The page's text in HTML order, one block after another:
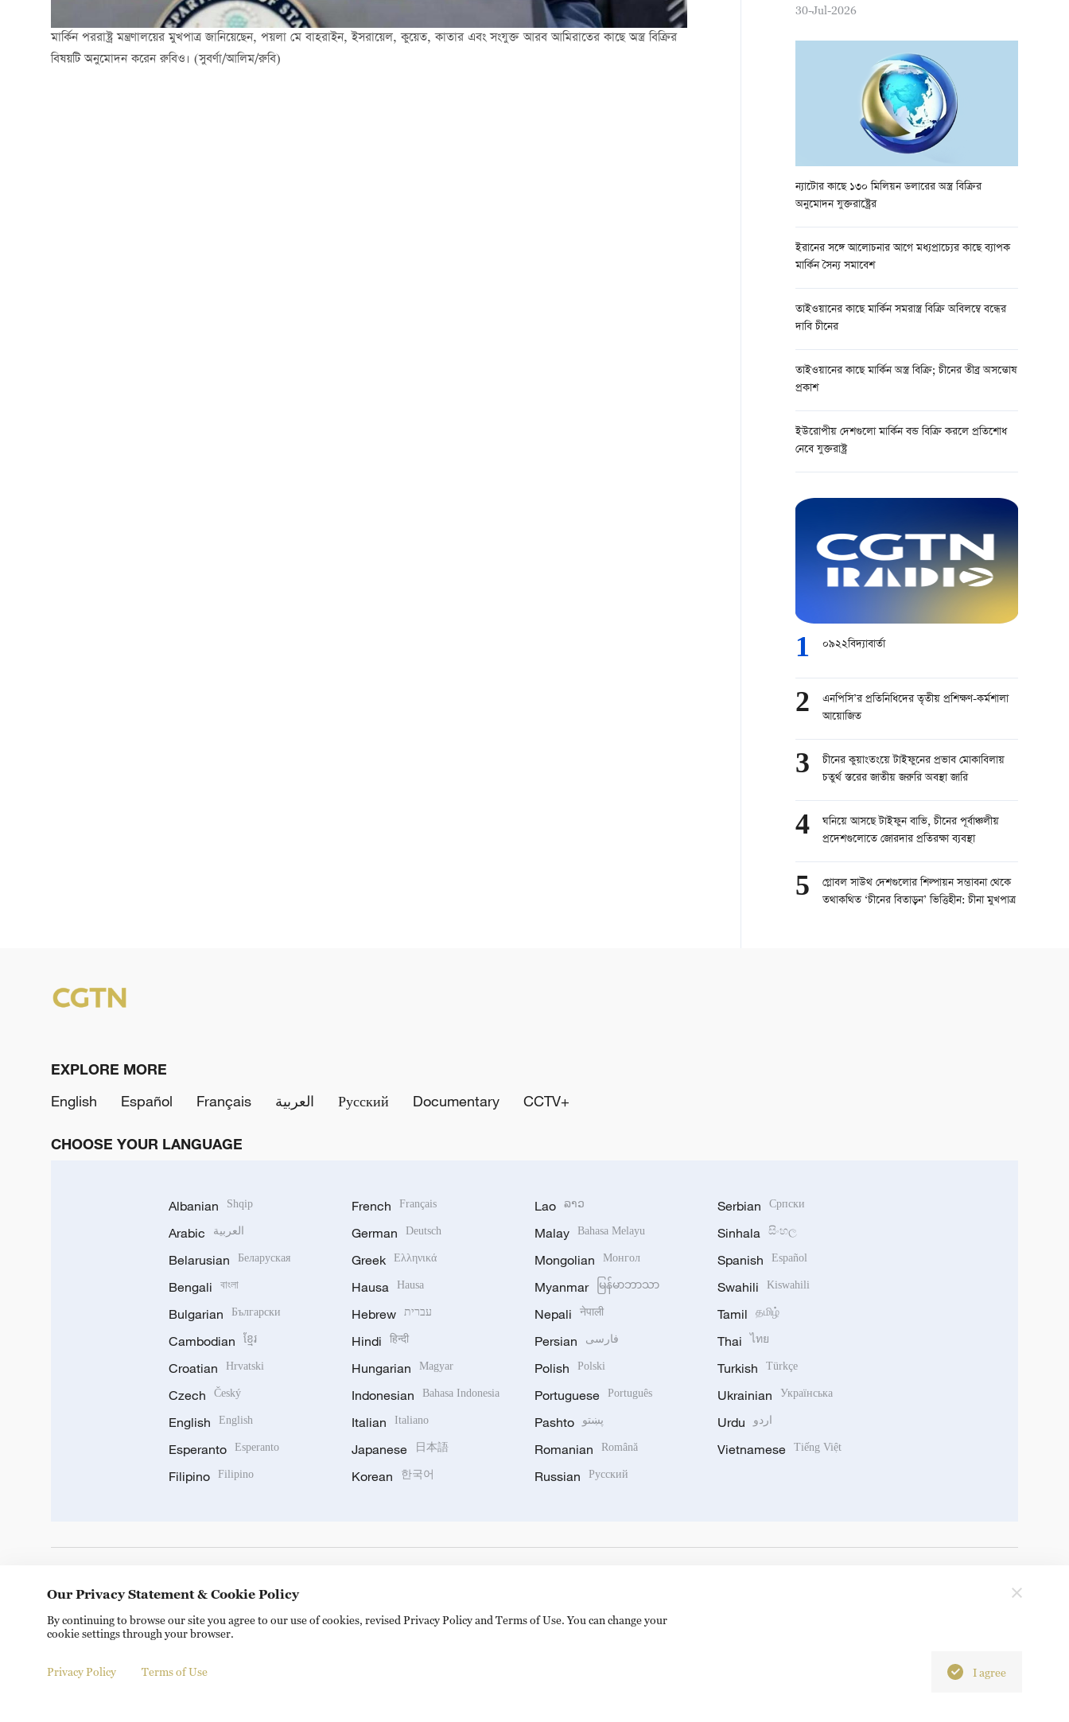
মার্কিন পররাষ্ট্র মন্ত্রণালয়ের মুখপাত্র জানিয়েছেন, পয়লা মে বাহরাইন, ইসরায়েল, কুয়েত, কাতার এবং সংযুক্ত আরব আমিরাতের কাছে অস্ত্র বিক্রির
বিষয়টি অনুমোদন করেন রুবিও। (সুবর্ণা/আলিম/রুবি)
30-Jul-2026
ন্যাটোর কাছে ১৩০ মিলিয়ন ডলারের অস্ত্র বিক্রির
অনুমোদন যুক্তরাষ্ট্রের
ইরানের সঙ্গে আলোচনার আগে মধ্যপ্রাচ্যের কাছে ব্যাপক
মার্কিন সৈন্য সমাবেশ
তাইওয়ানের কাছে মার্কিন সমরাস্ত্র বিক্রি অবিলম্বে বন্ধের
দাবি চীনের
তাইওয়ানের কাছে মার্কিন অস্ত্র বিক্রি; চীনের তীব্র অসন্তোষ
প্রকাশ
ইউরোপীয় দেশগুলো মার্কিন বন্ড বিক্রি করলে প্রতিশোধ
নেবে যুক্তরাষ্ট্র
1 ০৯২২বিদ্যাবার্তা
2
এনপিসি’র প্রতিনিধিদের তৃতীয় প্রশিক্ষণ-কর্মশালা
আয়োজিত
3
চীনের কুয়াংতংয়ে টাইফুনের প্রভাব মোকাবিলায়
চতুর্থ স্তরের জাতীয় জরুরি অবস্থা জারি
4
ঘনিয়ে আসছে টাইফুন বাভি, চীনের পূর্বাঞ্চলীয়
প্রদেশগুলোতে জোরদার প্রতিরক্ষা ব্যবস্থা
5
গ্লোবল সাউথ দেশগুলোর শিল্পায়ন সম্ভাবনা থেকে
তথাকথিত ‘চীনের বিতাড়ন’ ভিত্তিহীন: চীনা মুখপাত্র
EXPLORE MORE
English
Español Français العربية Русский Documentary CCTV+
CHOOSE YOUR LANGUAGE
Albanian Shqip
Arabic العربية
Belarusian Беларуская
Bengali বাংলা
Bulgarian Български
Cambodian ខ្មែរ
Croatian Hrvatski
Czech Český
English English
Esperanto Esperanto
Filipino Filipino
French Français
German Deutsch
Greek Ελληνικά
Hausa Hausa
Hebrew עברית
Hindi हिन्दी
Hungarian Magyar
Indonesian Bahasa Indonesia
Italian Italiano
Japanese 日本語
Korean 한국어
Lao ລາວ
Malay Bahasa Melayu
Mongolian Монгол
Myanmar မြန်မာဘာသာ
Nepali नेपाली
Persian فارسی
Polish Polski
Portuguese Português
Pashto پښتو
Romanian Română
Russian Русский
Serbian Српски
Sinhala සිංහල
Spanish Español
Swahili Kiswahili
Tamil தமிழ்
Thai ไทย
Turkish Türkçe
Ukrainian Українська
Urdu اردو
Vietnamese Tiếng Việt
© China Radio International.CRI. All Rights Reserved. 16A Shijingshan Road, Beijing, China. 100040
Our Privacy Statement & Cookie Policy
By continuing to browse our site you agree to our use of cookies, revised Privacy Policy and Terms of Use. You can change your
cookie settings through your browser.
Privacy Policy Terms of Use I agree